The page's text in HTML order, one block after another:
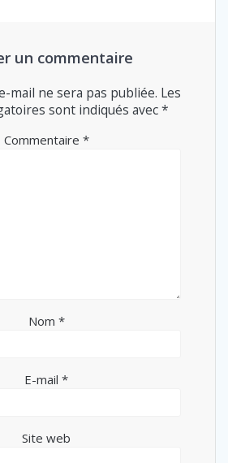
un commentaire
mail ne sera pas publiée. Les
sont indiqués avec*
Commentaire *
Nom *
E-mail *
Site web